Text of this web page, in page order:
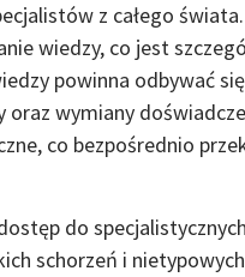
z całego
wiedzy, co jest
powinna odbywać
wymiany
co bezpośrednio
do
schorzeń i